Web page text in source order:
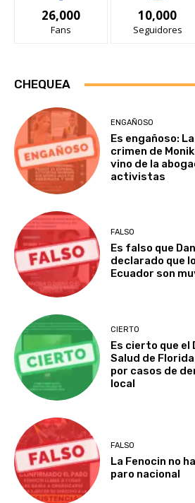
26,000
Fans
10,000
Seguidores
CHEQUEA
ENGAÑOSO
Es engañoso:
crimen de
vino de la
activistas
FALSO
Es falso que
declarado que
Ecuador son
CIERTO
Es cierto que
Salud de
por casos de
local
FALSO
La Fenocin no
paro nacional